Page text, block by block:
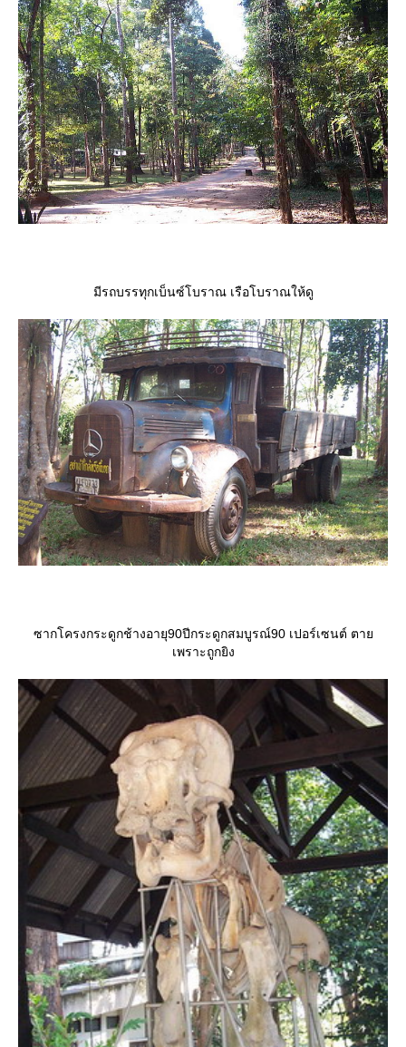
มีรถบรรทุกเบ็นซ์โบราณ เรือโบราณให้ดู
ซากโครงกระดูกช้างอายุ90ปีกระดูกสมบูรณ์90 เปอร์เซนต์ ตา
เพราะถูกยิง